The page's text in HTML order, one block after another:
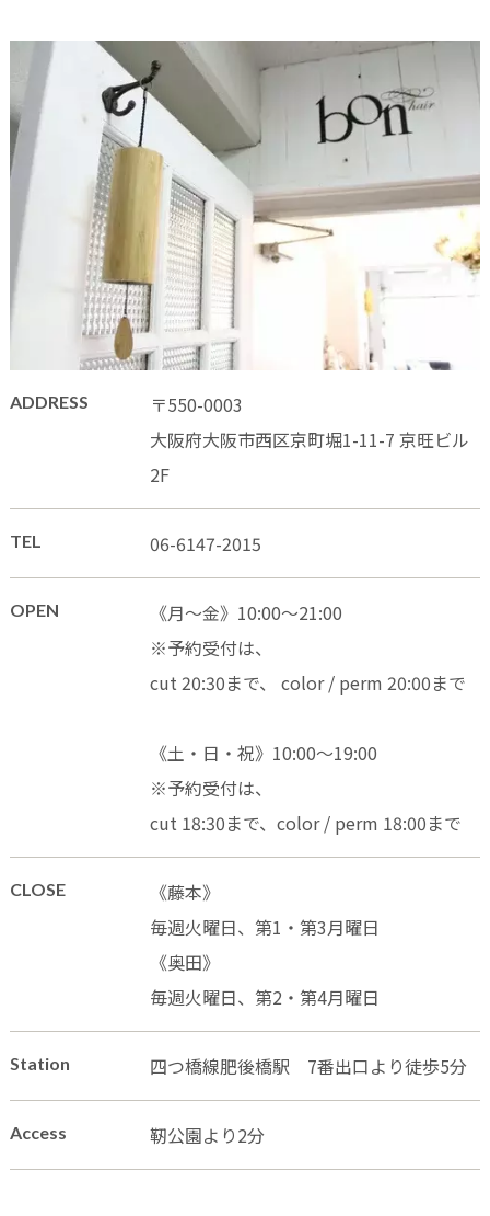
ADDRESS
〒550-0003
大阪府大阪市西区京町堀1-11-7 京旺ビル
2F
TEL 06-6147-2015
OPEN
《月〜金》10:00〜21:00
※予約受付は、
cut 20:30まで、 color / perm 20:00まで
《土・日・祝》10:00〜19:00
※予約受付は、
cut 18:30まで、color / perm 18:00まで
CLOSE
《藤本》
毎週火曜日、第1・第3月曜日
《奥田》
毎週火曜日、第2・第4月曜日
Station 四つ橋線肥後橋駅 7番出口より徒歩5分
Access 靭公園より2分